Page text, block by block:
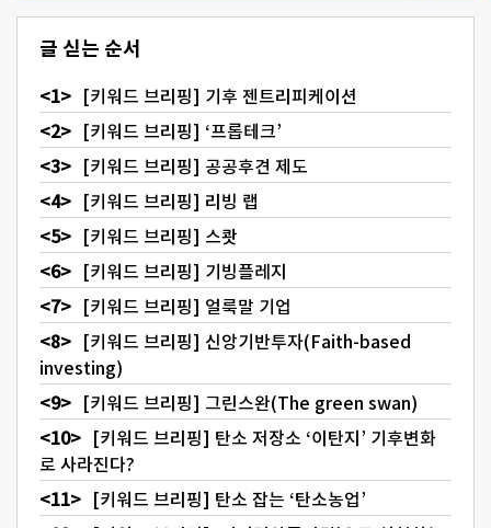
글 싣는 순서
[키워드 브리핑] 기후 젠트리피케이션
[키워드 브리핑] ‘프롭테크’
[키워드 브리핑] 공공후견 제도
[키워드 브리핑] 리빙 랩
[키워드 브리핑] 스쾃
[키워드 브리핑] 기빙플레지
[키워드 브리핑] 얼룩말 기업
[키워드 브리핑] 신앙기반투자(Faith-based
investing)
[키워드 브리핑] 그린스완(The green swan)
[키워드 브리핑] 탄소 저장소 ‘이탄지’ 기후변화
로 사라진다?
[키워드 브리핑] 탄소 잡는 ‘탄소농업’